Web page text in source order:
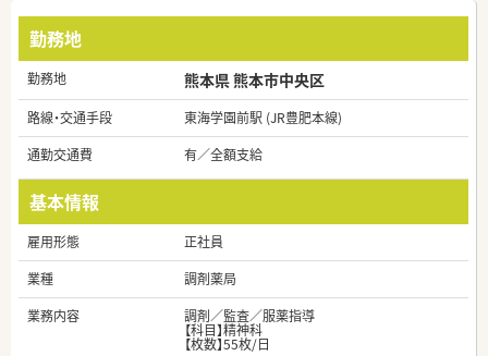
勤務地
勤務地 熊本県 熊本市中央区
路線・交通手段
東海学園前駅 (JR豊肥本線)
通勤交通費
有／全額支給
基本情報
雇用形態
正社員
業種
調剤薬局
業務内容
調剤／監査／服薬指導
【科目】精神科
【枚数】55枚/日